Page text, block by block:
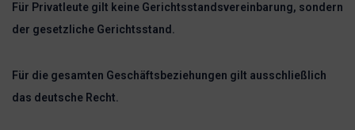
Für Privatleute gilt keine Gerichtsstandsvereinbarung, sondern
der gesetzliche Gerichtsstand.
Für die gesamten Geschäftsbeziehungen gilt ausschließlich
das deutsche Recht.